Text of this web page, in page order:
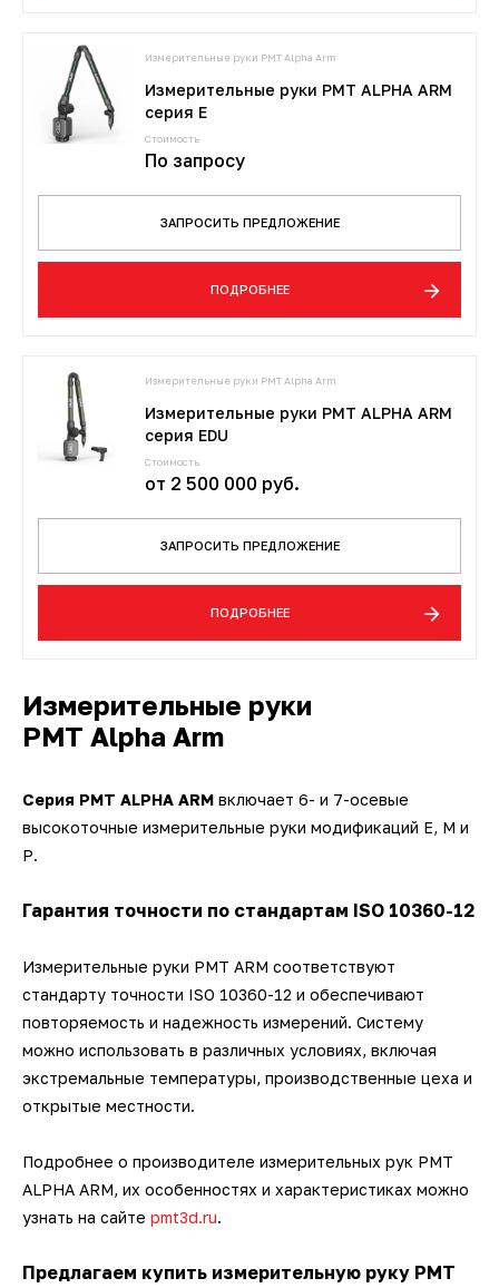
Измерительные руки PMT Alpha Arm
Измерительные руки PMT ALPHA ARM
серия E
Стоимость
По запросу
ЗАПРОСИТЬ ПРЕДЛОЖЕНИЕ
ПОДРОБНЕЕ
Измерительные руки PMT Alpha Arm
Измерительные руки PMT ALPHA ARM
серия EDU
Стоимость
от 2 500 000 руб.
ЗАПРОСИТЬ ПРЕДЛОЖЕНИЕ
ПОДРОБНЕЕ
Измерительные руки
PMT Alpha Arm
Серия PMT ALPHA ARM включает 6- и 7-осевые
высокоточные измерительные руки модификаций E, M и
Р.
Гарантия точности по стандартам ISO 10360-12
Измерительные руки PMT ARM соответствуют
стандарту точности ISO 10360-12 и обеспечивают
повторяемость и надежность измерений. Систему
можно использовать в различных условиях, включая
экстремальные температуры, производственные цеха и
открытые местности.
Подробнее о производителе измерительных рук PMT
ALPHA ARM, их особенностях и характеристиках можно
узнать на сайте pmt3d.ru.
Предлагаем купить измерительную руку PMT
3D-сканеры для измерительных
рук
ПО Volume Graphics
ПО TubeShaper
ПО GOM